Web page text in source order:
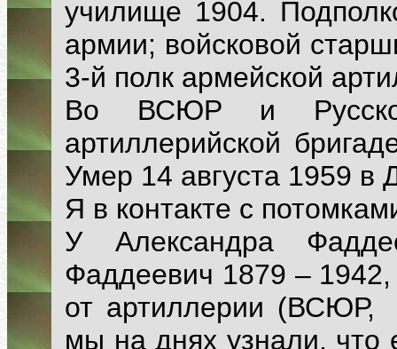
училище 1904.
армии; войсковой
3-й полк армейской
Во ВСЮР и
артиллерийской
Умер 14 августа 1959 в
Я в контакте с
У Александра
Фаддеевич 1879 – 1942,
от артиллерии (ВСЮР,
мы на днях узнали, что